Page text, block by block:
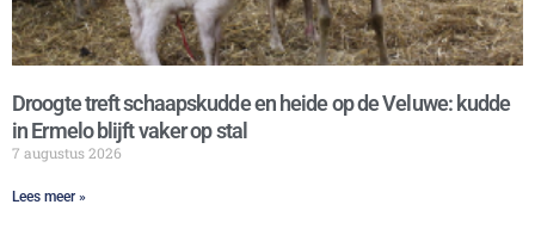
Droogte treft schaapskudde en heide op de Veluwe: kudde
in Ermelo blijft vaker op stal
7 augustus 2026
Lees meer »